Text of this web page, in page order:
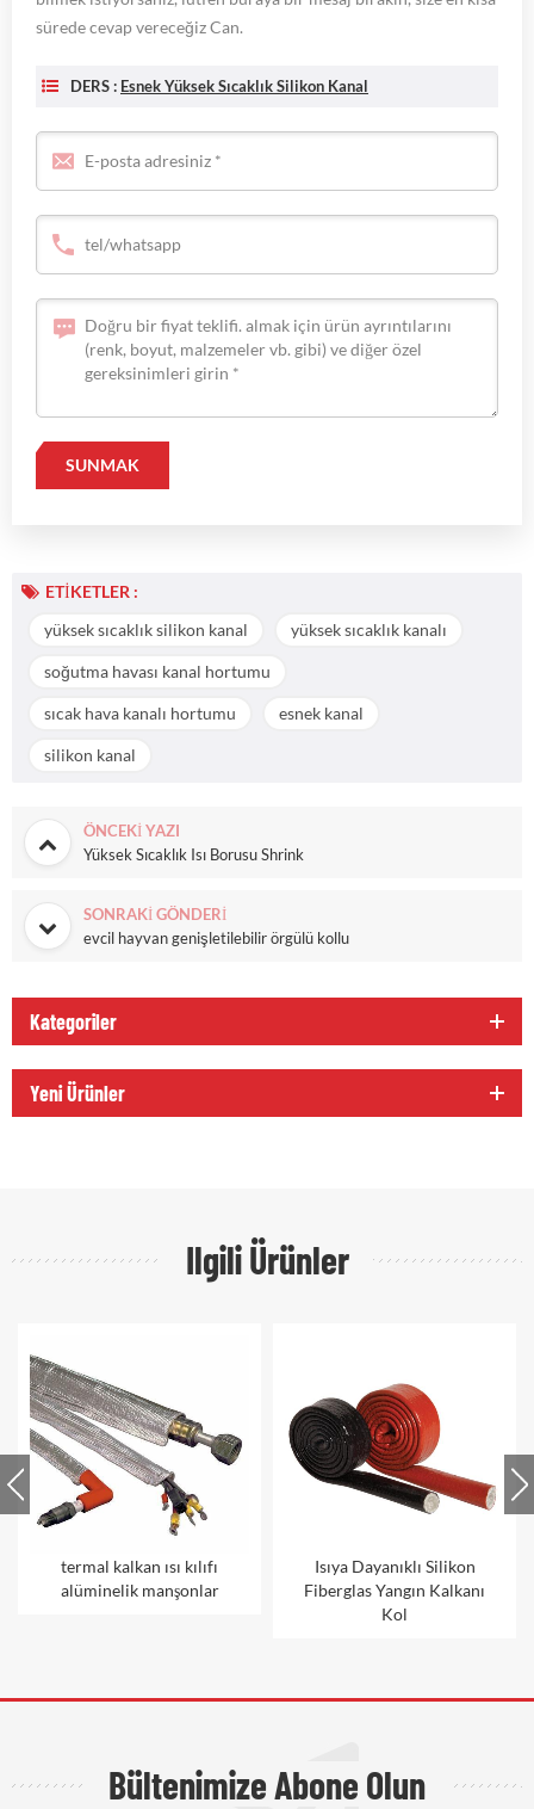
sürede cevap vereceğiz Can.
DERS : Esnek Yüksek Sıcaklık Silikon Kanal
ETIKETLER :
yüksek sıcaklık silikon kanal
yüksek sıcaklık kanalı
soğutma havası kanal hortumu
sıcak hava kanalı hortumu esnek kanal
silikon kanal
ÖNCEKI YAZI
Yüksek Sıcaklık Isı Borusu Shrink
SONRAKI GÖNDERI
evcil hayvan genişletilebilir örgülü kollu
Kategoriler
Yeni Ürünler
Ilgili Ürünler
termal kalkan ısı kılıfı
alüminelik manşonlar
Isıya Dayanıklı Silikon
Fiberglas Yangın Kalkanı
Kol
Bültenimize Abone Olun